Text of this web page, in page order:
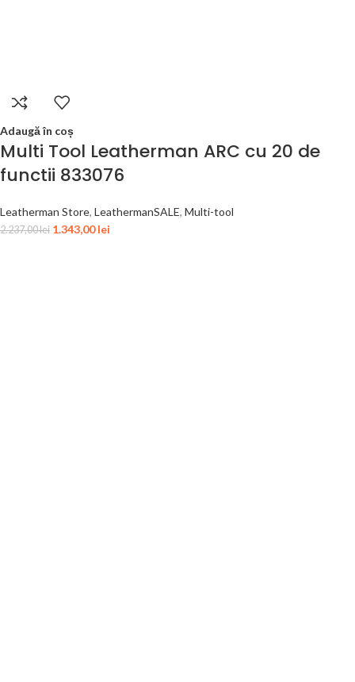
Adaugă în coș
Multi Tool Leatherman ARC cu 20 de
functii 833076
Leatherman Store, LeathermanSALE, Multi-tool
2.237,00lei 1.343,00lei